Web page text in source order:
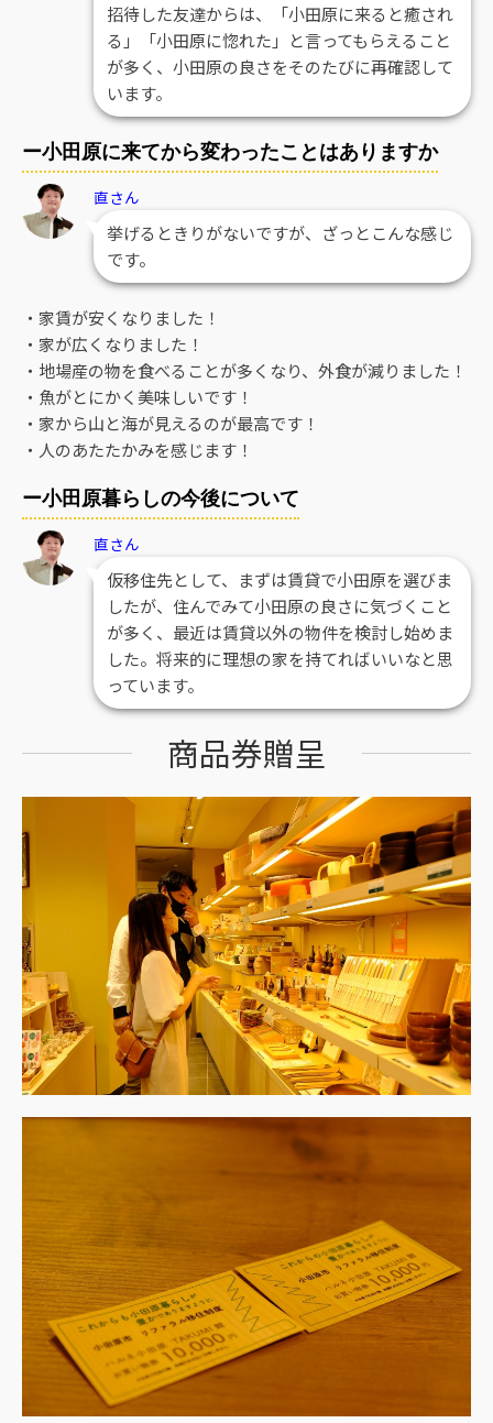
招待した友達からは、「小田原に来ると癒され
る」「小田原に惚れた」と言ってもらえること
が多く、小田原の良さをそのたびに再確認して
います。
ー小田原に来てから変わったことはありますか
直さん
挙げるときりがないですが、ざっとこんな感じ
です。
・家賃が安くなりました！
・家が広くなりました！
・地場産の物を食べることが多くなり、外食が減りました！
・魚がとにかく美味しいです！
・家から山と海が見えるのが最高です！
・人のあたたかみを感じます！
ー小田原暮らしの今後について
直さん
仮移住先として、まずは賃貸で小田原を選びま
したが、住んでみて小田原の良さに気づくこと
が多く、最近は賃貸以外の物件を検討し始めま
した。将来的に理想の家を持てればいいなと思
っています。
商品券贈呈